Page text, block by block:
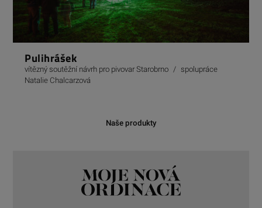
Pulihrášek
vítězný soutěžní návrh pro pivovar Starobrno / spolupráce
Natalie Chalcarzová
Naše produkty